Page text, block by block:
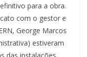
para a obra.
com o gestor e
George Marcos
estiveram